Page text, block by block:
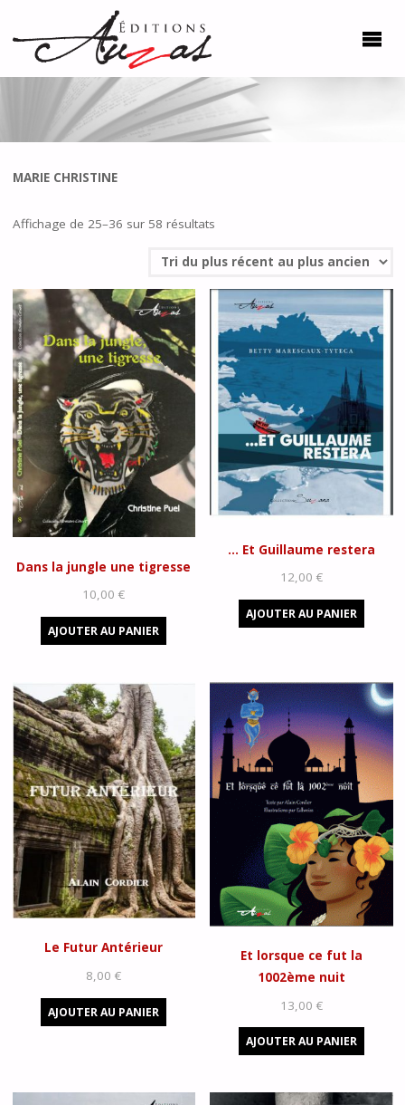
MARIE CHRISTINE
Affichage de 25–36 sur 58 résultatsTrié
plus
récent
au
plus
ancien
Dans la jungle une tigresse
10,00€
AJOUTER AU PANIER
… Et Guillaume restera
12,00 €
AJOUTER AU PANIER
Le Futur Antérieur
8,00€
AJOUTER AU PANIER
Et lorsque ce fut la
1002ème nuit
13,00 €
AJOUTER AU PANIER